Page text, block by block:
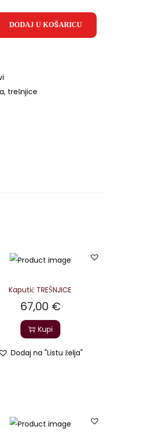
DODAJ U KOŠARICU
, trešnjice
Kaputić TREŠNJICE
67,00 €
Kupi
Dodaj na "Listu želja"